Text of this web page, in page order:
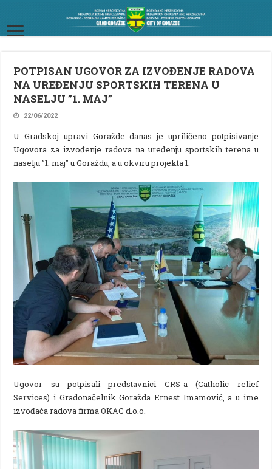
POTPISAN UGOVOR ZA IZVOĐENJE RADOVA
NA UREĐENJU SPORTSKIH TERENA U
NASELJU ”1. MAJ”
22/06/2022
U Gradskoj upravi Goražde danas je upriličeno potpisivanje
Ugovora za izvođenje radova na uređenju sportskih terena u
naselju ”1. maj” u Goraždu, a u okviru projekta 1.
Ugovor su potpisali predstavnici CRS-a (Catholic relief
Services) i Gradonačelnik Goražda Ernest Imamović, a u ime
izvođača radova firma OKAC d.o.o.